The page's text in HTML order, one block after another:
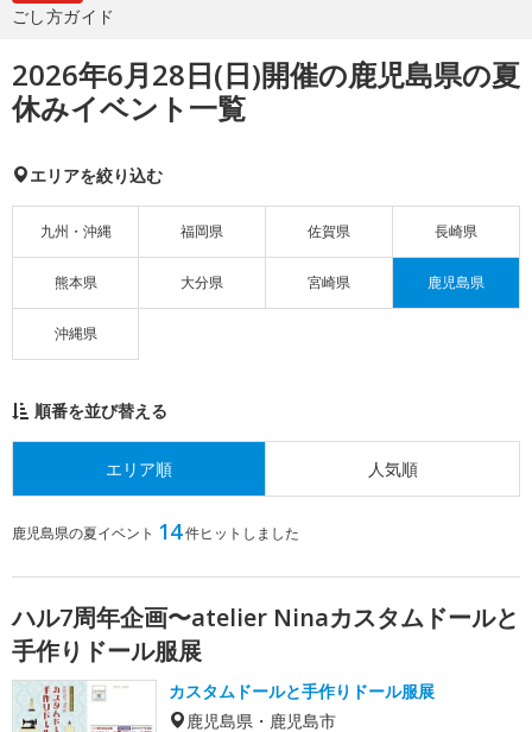
ごし方ガイド
2026年6月28日(日)開催の鹿児島県の夏
休みイベント一覧
エリアを絞り込む
九州・沖縄 福岡県 佐賀県 長崎県
熊本県 大分県 宮崎県 鹿児島県
沖縄県
順番を並び替える
エリア順 人気順
鹿児島県の夏イベント 14件ヒットしました
ハル7周年企画〜atelier Ninaカスタムドールと
手作りドール服展
カスタムドールと手作りドール服展
鹿児島県・鹿児島市